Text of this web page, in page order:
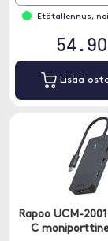
Etätallennus,
Lisää
Rapoo UCM-
C